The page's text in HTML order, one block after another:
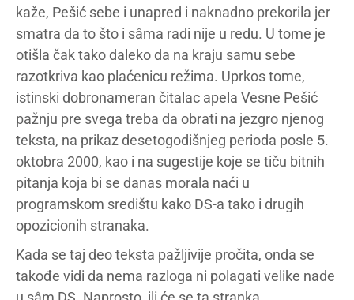
kaže, Pešić sebe i unapred i naknadno prekorila jer
smatra da to što i sâma radi nije u redu. U tome je
otišla čak tako daleko da na kraju samu sebe
razotkriva kao plaćenicu režima. Uprkos tome,
istinski dobronameran čitalac apela Vesne Pešić
pažnju pre svega treba da obrati na jezgro njenog
teksta, na prikaz desetogodišnjeg perioda posle 5.
oktobra 2000, kao i na sugestije koje se tiču bitnih
pitanja koja bi se danas morala naći u
programskom središtu kako DS-a tako i drugih
opozicionih stranaka.
Kada se taj deo teksta pažljivije pročita, onda se
takođe vidi da nema razloga ni polagati velike nade